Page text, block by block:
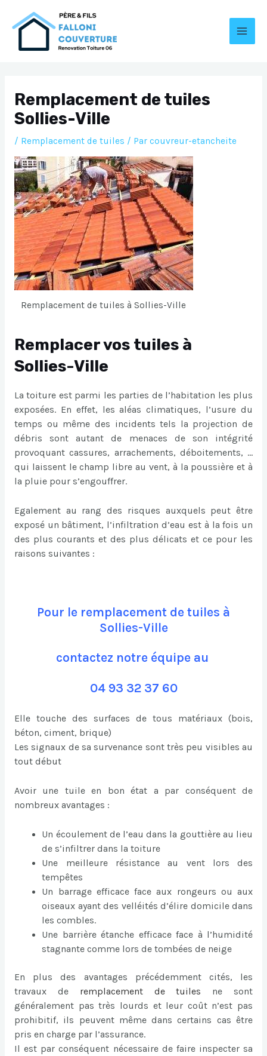
Remplacement de tuiles
Sollies-Ville
/ Remplacement de tuiles / Par couvreur-etancheite
Remplacement de tuiles à Sollies-Ville
Remplacer vos tuiles à
Sollies-Ville
La toiture est parmi les parties de l’habitation les plus
exposées. En effet, les aléas climatiques, l’usure du
temps ou même des incidents tels la projection de
débris sont autant de menaces de son intégrité
provoquant cassures, arrachements, déboitements, …
qui laissent le champ libre au vent, à la poussière et à
la pluie pour s’engouffrer.
Egalement au rang des risques auxquels peut être
exposé un bâtiment, l’infiltration d’eau est à la fois un
des plus courants et des plus délicats et ce pour les
raisons suivantes :
Pour le remplacement de tuiles à
Sollies-Ville
contactez notre équipe au
04 93 32 37 60
Elle touche des surfaces de tous matériaux (bois,
béton, ciment, brique)
Les signaux de sa survenance sont très peu visibles au
tout début
Avoir une tuile en bon état a par conséquent de
nombreux avantages :
Un écoulement de l’eau dans la gouttière au lieu
de s’infiltrer dans la toiture
Une meilleure résistance au vent lors des
tempêtes
Un barrage efficace face aux rongeurs ou aux
oiseaux ayant des velléités d’élire domicile dans
les combles.
Une barrière étanche efficace face à l’humidité
stagnante comme lors de tombées de neige
En plus des avantages précédemment cités, les
travaux de
remplacement de tuiles
ne sont
généralement pas très lourds et leur coût n’est pas
prohibitif, ils peuvent même dans certains cas être
pris en charge par l’assurance.
Il est par conséquent nécessaire de faire inspecter sa